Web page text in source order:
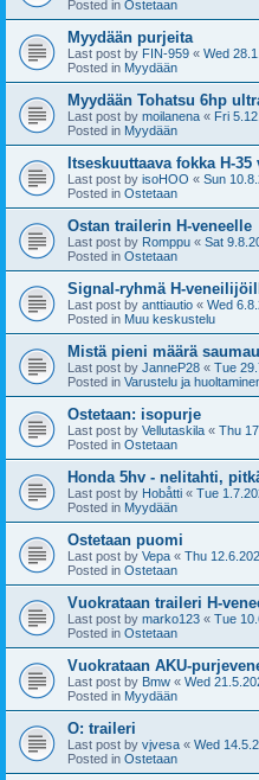
Posted in Ostetaan
Myydään purjeita
Last post by FIN-959 « Wed
Posted in Myydään
Myydään Tohatsu 6hp
Last post by moilanena « Fri
Posted in Myydään
Itseskuuttaava fokka H-35
Last post by isoHOO « Sun
Posted in Ostetaan
Ostan trailerin H-veneelle
Last post by Romppu « Sat
Posted in Ostetaan
Signal-ryhmä H-
Last post by anttiautio « Wed
Posted in Muu keskustelu
Mistä pieni määrä
Last post by JanneP28 « Tue
Posted in Varustelu ja
Ostetaan: isopurje
Last post by Vellutaskila « Thu
Posted in Ostetaan
Honda 5hv - nelitahti,
Last post by Hobåtti « Tue
Posted in Myydään
Ostetaan puomi
Last post by Vepa « Thu
Posted in Ostetaan
Vuokrataan traileri H-
Last post by marko123 « Tue
Posted in Ostetaan
Vuokrataan AKU-
Last post by Bmw « Wed
Posted in Myydään
O: traileri
Last post by vjvesa « Wed
Posted in Ostetaan